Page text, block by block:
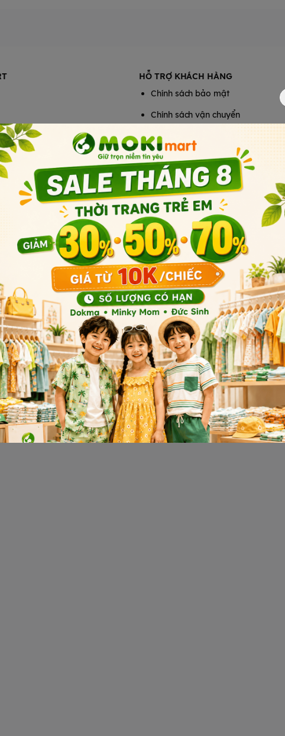
HỖ TRỢ KHÁCH HÀNG
Chính sách bảo mật
Chính sách vận chuyển
Chính sách đổi trả
Chính sách bảo hành
Phương thức thanh toán
Tổng đài hỗ trợ
Gọi mua hàng: 0865 220 587 (8h-
Gọi bảo hành: 0865 220 587 (8h-
MOKI MART|Hệ thống siêu thị mẹ bầu và em bé